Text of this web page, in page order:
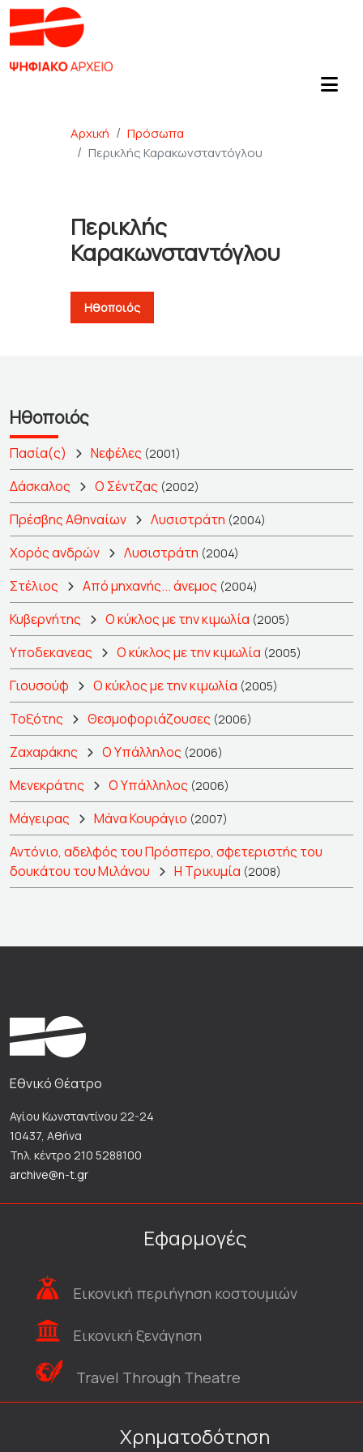
Αρχική
Πρόσωπα
Περικλής Καρακωνσταντόγλου
Περικλής
Καρακωνσταντόγλου
Ηθοποιός
Ηθοποιός
Πασία(ς) Νεφέλες (2001)
Δάσκαλος Ο Σέντζας (2002)
Πρέσβης Αθηναίων Λυσιστράτη (2004)
Χορός ανδρών Λυσιστράτη (2004)
Στέλιος Από μηχανής... άνεμος (2004)
Κυβερνήτης Ο κύκλος με την κιμωλία (2005)
Υποδεκανεας Ο κύκλος με την κιμωλία (2005)
Γιουσούφ Ο κύκλος με την κιμωλία (2005)
Τοξότης Θεσμοφοριάζουσες (2006)
Ζαχαράκης Ο Υπάλληλος (2006)
Μενεκράτης Ο Υπάλληλος (2006)
Μάγειρας Μάνα Κουράγιο (2007)
Αντόνιο, αδελφός του Πρόσπερο, σφετεριστής του
δουκάτου του Μιλάνου
Η Τρικυμία (2008)
Εθνικό Θέατρο
Αγίου Κωνσταντίνου 22-24
10437, Αθήνα
Τηλ. κέντρο 210 5288100
archive@n-t.gr
Εφαρμογές
Εικονική περιήγηση κοστουμιών
Εικονική ξενάγηση
Travel Through Theatre
Χρηματοδότηση